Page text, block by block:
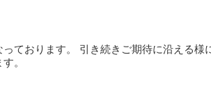
ております。 引き続きご期待に沿える様
。